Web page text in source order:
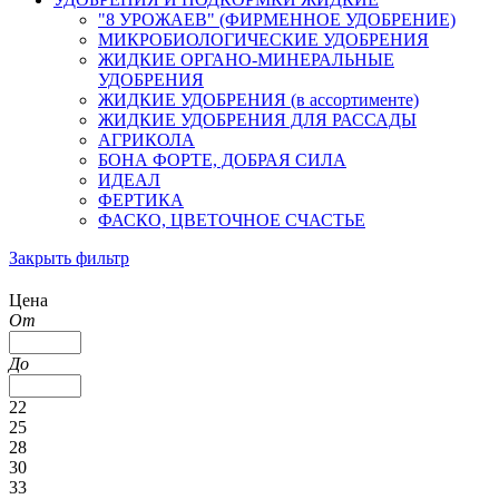
"8 УРОЖАЕВ" (ФИРМЕННОЕ УДОБРЕНИЕ)
МИКРОБИОЛОГИЧЕСКИЕ УДОБРЕНИЯ
ЖИДКИЕ ОРГАНО-МИНЕРАЛЬНЫЕ
УДОБРЕНИЯ
ЖИДКИЕ УДОБРЕНИЯ (в ассортименте)
ЖИДКИЕ УДОБРЕНИЯ ДЛЯ РАССАДЫ
АГРИКОЛА
БОНА ФОРТЕ, ДОБРАЯ СИЛА
ИДЕАЛ
ФЕРТИКА
ФАСКО, ЦВЕТОЧНОЕ СЧАСТЬЕ
Закрыть фильтр
Цена
От
До
22
25
28
30
33